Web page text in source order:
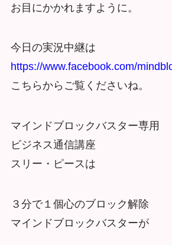
お目にかかれますように。
今日の実況中継は
https://www.facebook.com/
こちらからご覧くださいね。
マインドブロックバスター専用
ビジネス通信講座
スリー・ピースは
３分で１個心のブロック解除
マインドブロックバスターが